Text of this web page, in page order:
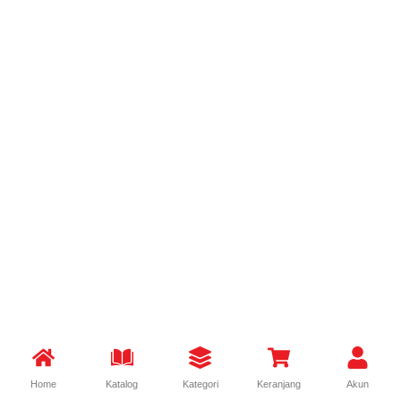
Home Katalog Kategori Keranjang Akun